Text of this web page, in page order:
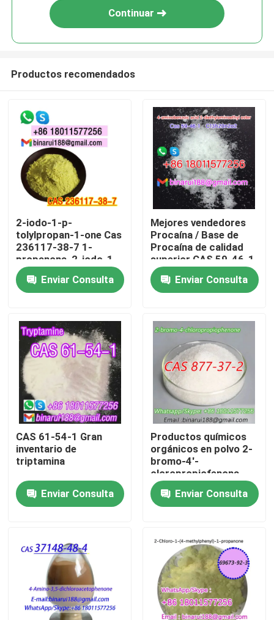
En casa
Los vídeos
Sobre nosotros
Recorrido por la fábrica
Control de calidad
Solicitar una cita
Materias primas químicas diarias
Materia prima de las sustancias químicas inorgánicas
intermedios químicos finos
Continuar
Productos recomendados
2-iodo-1-p-
tolylpropan-1-one Cas
236117-38-7 1-
propanona, 2-iodo-1-
((4-metilfenilo) -
Enviar Consulta
Mejores vendedores
Procaína / Base de
Procaína de calidad
superior CAS 59-46-1
Enviar Consulta
CAS 61-54-1 Gran
inventario de
triptamina
Enviar Consulta
Productos químicos
orgánicos en polvo 2-
bromo-4'-
cloropropiofenona
Cas 877-37-2 2-
bromo-1- ((4-
clorofenilo) propano-
Enviar Consulta